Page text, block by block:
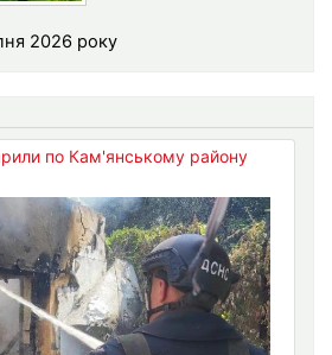
2026 року
по Кам'янському району